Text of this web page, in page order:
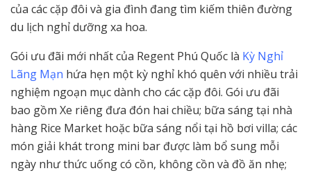
của các cặp đôi và gia đình đang tìm kiếm thiên đường
du lịch nghỉ dưỡng xa hoa.
Gói ưu đãi mới nhất của Regent Phú Quốc là Kỳ Nghỉ
Lãng Mạn hứa hẹn một kỳ nghỉ khó quên với nhiều trải
nghiệm ngoạn mục dành cho các cặp đôi. Gói ưu đãi
bao gồm Xe riêng đưa đón hai chiều; bữa sáng tại nhà
hàng Rice Market hoặc bữa sáng nổi tại hồ bơi villa; các
món giải khát trong mini bar được làm bổ sung mỗi
ngày như thức uống có cồn, không cồn và đồ ăn nhẹ;